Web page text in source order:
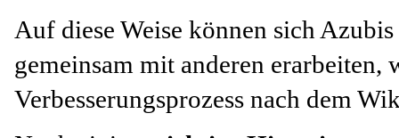
Auf diese Weise können sich
gemeinsam mit anderen
Verbesserungsprozess nach dem